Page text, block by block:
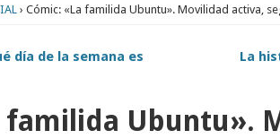
› Cómic: «La familida Ubuntu». Movilidad activa,
día de la semana es
La
familida Ubuntu».